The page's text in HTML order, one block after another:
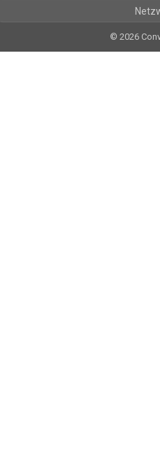
© 2026